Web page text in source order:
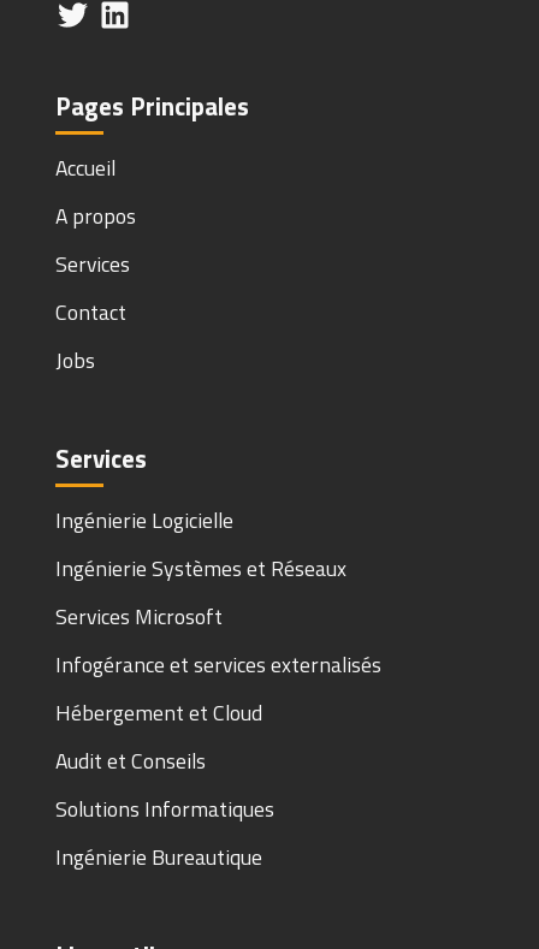
Pages Principales
Accueil
A propos
Services
Contact
Jobs
Services
Ingénierie Logicielle
Ingénierie Systèmes et Réseaux
Services Microsoft
Infogérance et services externalisés
Hébergement et Cloud
Audit et Conseils
Solutions Informatiques
Ingénierie Bureautique